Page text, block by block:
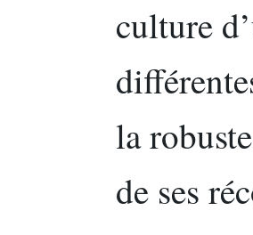
culture
la
de ses